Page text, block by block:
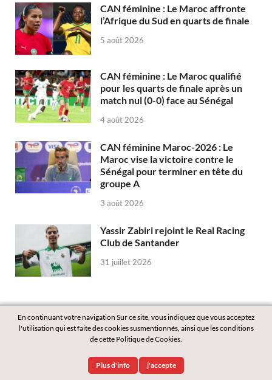
CAN féminine : Le Maroc affronte
l’Afrique du Sud en quarts de finale
5 août 2026
CAN féminine : Le Maroc qualifié
pour les quarts de finale après un
match nul (0-0) face au Sénégal
4 août 2026
CAN féminine Maroc-2026 : Le
Maroc vise la victoire contre le
Sénégal pour terminer en tête du
groupe A
3 août 2026
Yassir Zabiri rejoint le Real Racing
Club de Santander
31 juillet 2026
WordPressandHitMag.
En continuant votre navigation Sur ce site, vous indiquez que vous acceptez
l'utilisation qui est faite des cookies susmentionnés, ainsi que les conditions
de cette Politique de Cookies.
Plus d'info j'accepte